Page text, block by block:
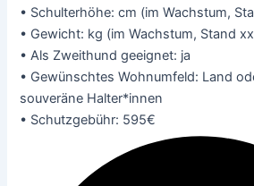
• Schulterhöhe: cm (im Wachstum,
• Gewicht: kg (im Wachstum, Stand
• Als Zweithund geeignet: ja
• Gewünschtes Wohnumfeld: Land
souveräne Halter*innen
• Schutzgebühr: 595€